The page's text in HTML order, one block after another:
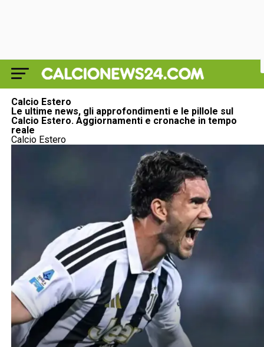
Calcio Estero
Le ultime news, gli approfondimenti e le pillole sul
Calcio Estero. Aggiornamenti e cronache in tempo
reale
Calcio Estero